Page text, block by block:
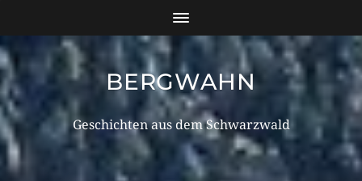
BERGWAHN
Geschichten aus dem Schwarzwald